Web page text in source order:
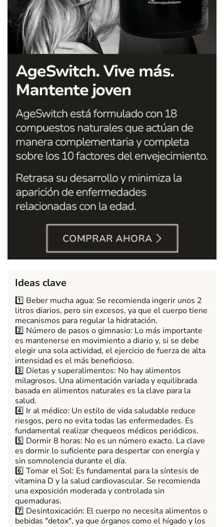
Ideas clave
1️⃣ Beber mucha agua: Se recomienda ingerir unos 2
litros diarios, pero sin excesos, ya que el cuerpo tiene
mecanismos para regular la hidratación.
2️⃣ Número de pasos o gimnasio: Lo más importante
es mantenerse en movimiento a diario y, si se debe
elegir una sola actividad, el ejercicio de fuerza de alta
intensidad es el más beneficioso.
3️⃣ Dietas y superalimentos: No hay alimentos
milagrosos. Una alimentación variada y equilibrada
basada en alimentos naturales es la clave para la
salud.
4️⃣ Ir al médico: Un estilo de vida saludable reduce
riesgos, pero no evita todas las enfermedades. Es
fundamental realizar chequeos médicos periódicos.
5️⃣ Dormir 8 horas: No es un número exacto. La clave
es dormir lo suficiente para despertar con energía y
sin somnolencia durante el día.
6️⃣ Tomar el Sol: Es fundamental para la síntesis de
vitamina D y la salud cardiovascular. Se recomienda
una exposición moderada y controlada sin
quemaduras.
7️⃣ Desintoxicación: El cuerpo no necesita alimentos o
bebidas "detox", ya que órganos como el hígado y los